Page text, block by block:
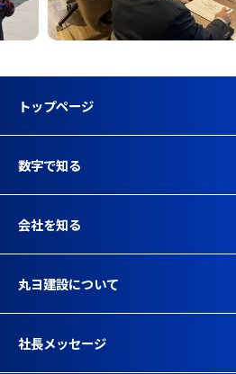
トップページ
数字で知る
会社を知る
丸ヨ建設について
社長メッセージ